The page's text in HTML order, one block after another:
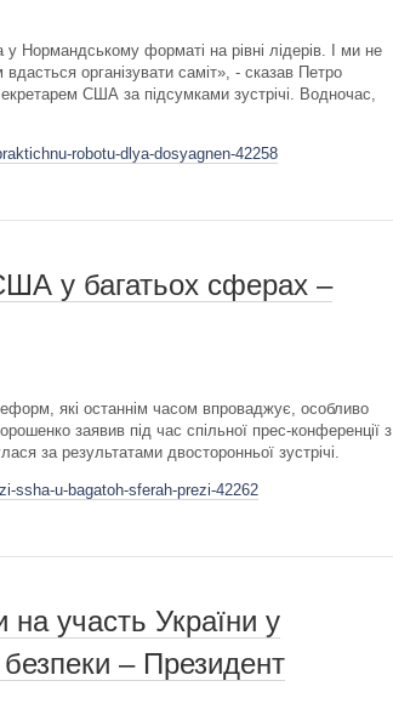
Нормандському форматі на рівні лідерів. І ми не
організувати саміт», - сказав Петро
США за підсумками зустрічі. Водночас,
robotu-dlya-dosyagnen-42258
у багатьох сферах –
які останнім часом впроваджує, особливо
заявив під час спільної прес-конференції з
за результатами двосторонньої зустрічі.
ssha-u-bagatoh-sferah-prezi-42262
участь України у
– Президент